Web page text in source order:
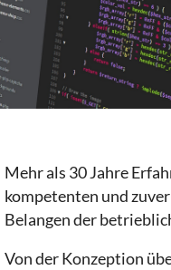
Mehr als 30 Jahre
kompetenten und
Belangen der
Von der Konzeption